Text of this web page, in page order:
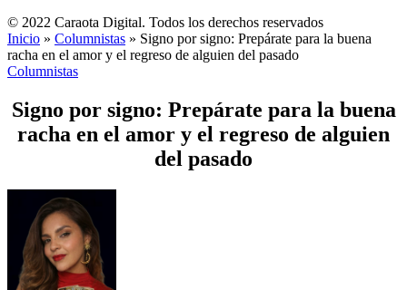
© 2022 Caraota Digital. Todos los derechos reservados
Inicio » Columnistas » Signo por signo: Prepárate para la buena
racha en el amor y el regreso de alguien del pasado
Columnistas
Signo por signo: Prepárate para la buena
racha en el amor y el regreso de alguien
del pasado